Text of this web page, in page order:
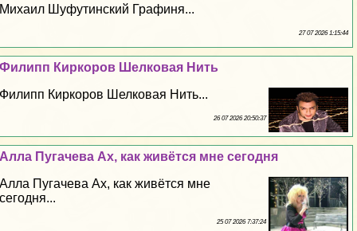
Михаил Шуфутинский Графиня...
27 07 2026 1:15:44
Филипп Киркоров Шелковая Нить
Филипп Киркоров Шелковая Нить...
26 07 2026 20:50:37
Алла Пугачева Ах, как живётся мне сегодня
Алла Пугачева Ах, как живётся мне
сегодня...
25 07 2026 7:37:24